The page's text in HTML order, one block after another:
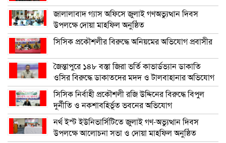
জালালাবাদ গ্যাস অফিসে জুলাই গণঅভ্যুত্থান দিবস
উপলক্ষে দোয়া মাহফিল অনুষ্ঠিত
সিসিক প্রকৌশলীর বিরুদ্ধে অনিয়মের অভিযোগ প্রবাসীর
জৈন্তাপুরে ১৪৮ বস্তা জিরা ভর্তি কাভার্ডভ্যান ডাকাতি
ওসির বিরুদ্ধে ডাকাতদের মদদ ও টালবাহানার অভিযোগ
সিসিক নির্বাহী প্রকৌশলী রজি উদ্দিনের বিরুদ্ধে বিপুল
দুর্নীতি ও নকশাবহির্ভূত ভবনের অভিযোগ
নর্থ ইস্ট ইউনিভার্সিটিতে জুলাই গণ-অভ্যুত্থান দিবস
উপলক্ষে আলোচনা সভা ও দোয়া মাহফিল অনুষ্ঠিত